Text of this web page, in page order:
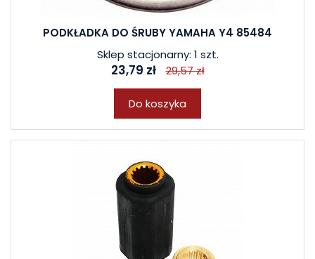
PODKŁADKA DO ŚRUBY YAMAHA Y4 85484
Sklep stacjonarny: 1 szt.
23,79 zł 29,57 zł
Do koszyka